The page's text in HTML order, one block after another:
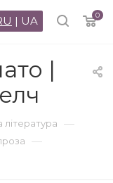
0
| UA
|
література —
—